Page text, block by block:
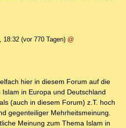
18:32 (vor 770 Tagen) @
hier in diesem Forum auf die
in Europa und Deutschland
(auch in diesem Forum) z.T. hoch
gegenteiliger Mehrheitsmeinung.
Meinung zum Thema Islam in